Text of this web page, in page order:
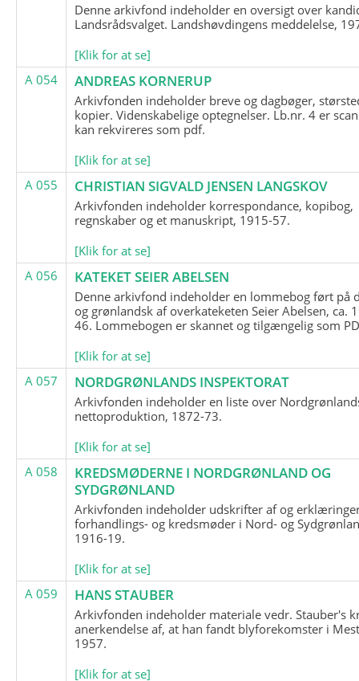
Denne arkivfond indeholder en oversigt over
Landsrådsvalget. Landshøvdingens meddelelse,
[Klik for at se]
A 054
ANDREAS KORNERUP
Arkivfonden indeholder breve og dagbøger,
kopier. Videnskabelige optegnelser. Lb.nr. 4 er
kan rekvireres som pdf.
[Klik for at se]
A 055
CHRISTIAN SIGVALD JENSEN LANGSKOV
Arkivfonden indeholder korrespondance, kopibog,
regnskaber og et manuskript, 1915-57.
[Klik for at se]
A 056
KATEKET SEIER ABELSEN
Denne arkivfond indeholder en lommebog ført på
og grønlandsk af overkateketen Seier Abelsen, ca.
46. Lommebogen er skannet og tilgængelig som
[Klik for at se]
A 057
NORDGRØNLANDS INSPEKTORAT
Arkivfonden indeholder en liste over
nettoproduktion, 1872-73.
[Klik for at se]
A 058
KREDSMØDERNE I NORDGRØNLAND OG
SYDGRØNLAND
Arkivfonden indeholder udskrifter af og
forhandlings- og kredsmøder i Nord- og
1916-19.
[Klik for at se]
A 059
HANS STAUBER
Arkivfonden indeholder materiale vedr. Stauber's
anerkendelse af, at han fandt blyforekomster i
1957.
[Klik for at se]